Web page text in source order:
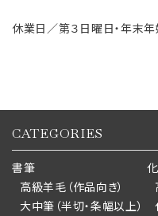
休業日／第３日曜日・年末年
CATEGORIES
書筆
高級羊毛（作品向き）
大中筆（半切・条幅以上）